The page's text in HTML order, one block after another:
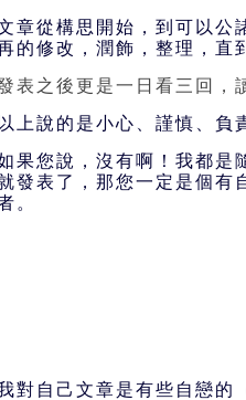
章從構思開始，到可以公
的修改，潤飾，整理，直
表之後更是一日看三回，
以上說的是小心、謹慎、負
果您說，沒有啊！我都是
發表了，那您一定是個有
。
對自己文章是有些自戀的